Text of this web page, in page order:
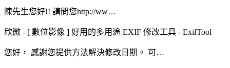
陳先生您好!! 請問您http://ww…
欣微 - [ 數位影像 ] 好用的多用途 EXIF 修改工具 - ExifTool
您好， 感謝您提供方法解決修改日期。 可…